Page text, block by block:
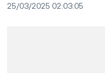
25/03/2025 02:03:05